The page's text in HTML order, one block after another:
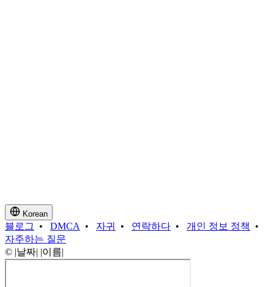
Korean
블로그 • DMCA • 자귀 • 연락하다 • 개인 정보 정책
•
자주하는 질문
© |날짜| |이름|